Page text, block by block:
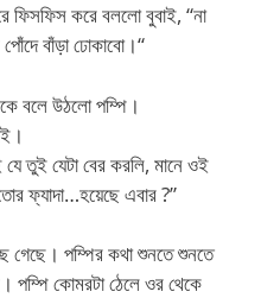
ফিসফিস করে বললো বুবাই, “না
বাঁড়া ঢোকাবো।“
বলে উঠলো পম্পি।
তুই যেটা বের করলি, মানে ওই
ফ্যাদা…হয়েছে এবার ?”
গেছে। পম্পির কথা শুনতে শুনতে
পম্পি কোমরটা ঠেলে ওর থেকে